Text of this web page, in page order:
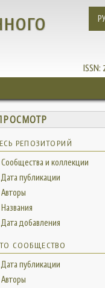
ISSN:
РЕПОЗИТОРИЙ
Сообщества и коллекции
Дата публикации
Авторы
Названия
Дата добавления
СООБЩЕСТВО
Дата публикации
Авторы